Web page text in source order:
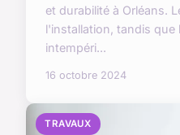
et durabilité à Orléans.
l'installation, tandis que
intempéri...
16 octobre 2024
TRAVAUX